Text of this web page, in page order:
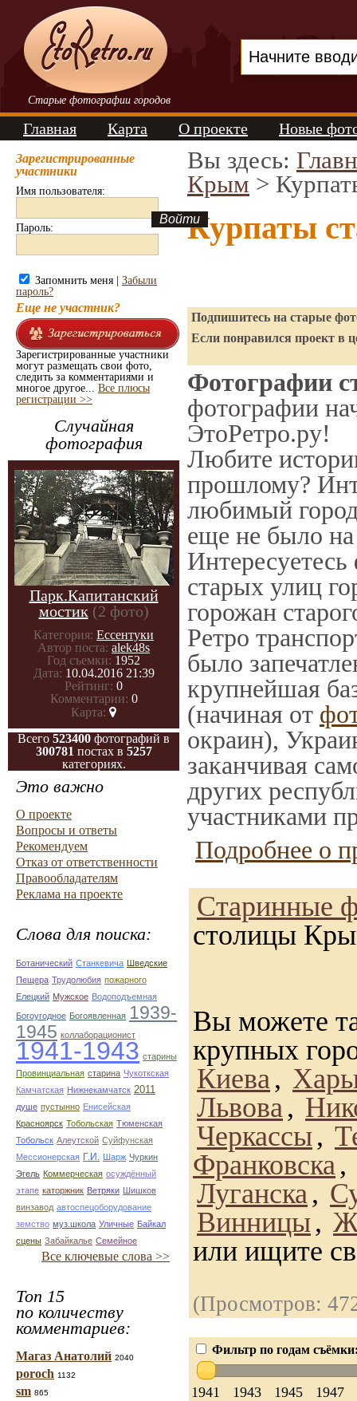
Старые фотографии городов
Главная Карта О проекте Новые
Зарегистрированные
участники
Имя пользователя:
Пароль:
Запомнить меня | Забыли
пароль?
Еще не участник?
Зарегистрированные участники
могут размещать свои фото,
следить за комментариями и
многое другое... Все плюсы
регистрации >>
Случайная
фотография
Парк.Капитанский
мостик (2 фото)
Категория: Ессентуки
Автор поста: alek48s
Год съемки: 1952
Дата: 10.04.2016 21:39
Рейтинг: 0
Комментарии: 0
Карта:
Всего 523400 фотографий в
300781 постах в 5257
категориях.
Это важно
О проекте
Вопросы и ответы
Рекомендуем
Отказ от ответственности
Правообладателям
Реклама на проекте
Слова для поиска:
Ботанический Станкевича Шведские
Пещера Трудолюбия пожарного
Елецкий Мужское Водоподъемная
Богоугодное Богоявленная 1939-
1945 коллаборационист
1941-1943 старины
Провинциальная старина Чукоткская
Камчатская Нижнекамчатск 2011
душе пустынно Енисейская
Красноярск Тобольская Тюменская
Тобольск Алеутской Суйфунская
Мессионерская Г.И. Шарж Чуркин
Эгель Коммерческая осуждённый
этапе каторжник Ветряки Шишков
винзавод автоспецоборудование
земство муз.школа Уличные Байкал
сцены Забайкалье Семейное
Все ключевые слова >>
Топ 15
по количеству
комментариев:
Магаз Анатолий 2040
poroch 1132
sm 865
Вы здесь:
Крым >
Курпаты
Подпишитесь на старые
Если понравился проект в
Фотографии
фотографии
ЭтоРетро.ру!
Любите
прошлому?
любимый
еще не было на
Интересуетесь
старых улиц
горожан
Ретро
было
крупнейшая
(начиная от
окраин),
заканчивая
других
участниками
Подробнее о
Старинные
столицы
Вы можете
крупных
Киева,
Львова,
Черкассы,
Франковска,
Луганска,
Винницы,
или ищите
(Просмотров:
Фильтр по годам
1941 1943 1945 1947